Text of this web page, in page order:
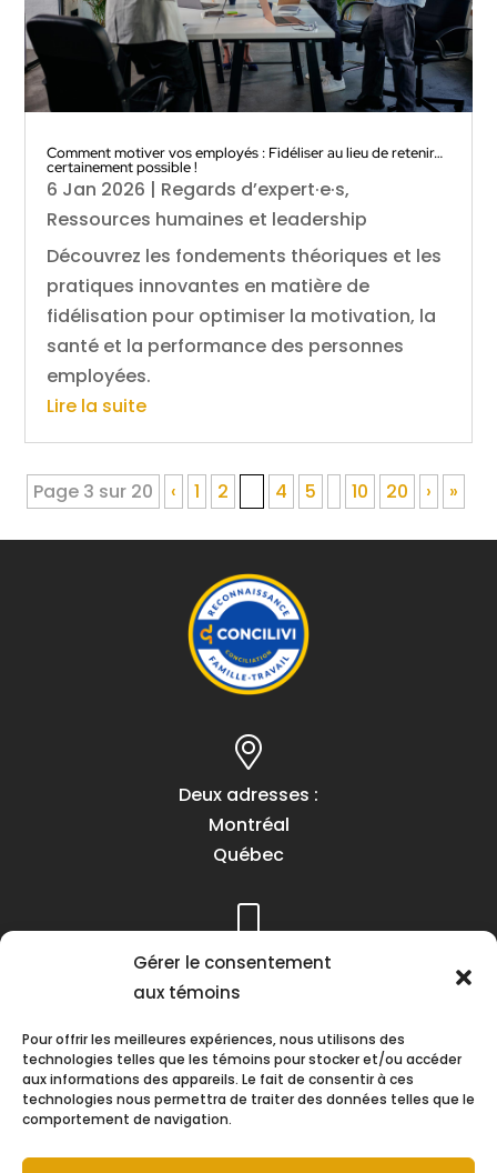
Gérer le consentement
aux témoins
Pour offrir les meilleures expériences, nous utilisons des
technologies telles que les témoins pour stocker et/ou accéder
aux informations des appareils. Le fait de consentir à ces
technologies nous permettra de traiter des données telles que le
comportement de navigation.
Comment motiver vos employés : Fidéliser au lieu de retenir…
certainement possible !
6 Jan 2026 | Regards d’expert·e·s,
Ressources humaines et leadership
Découvrez les fondements théoriques et les
pratiques innovantes en matière de
fidélisation pour optimiser la motivation, la
santé et la performance des personnes
employées.
Lire la suite
Page 3 sur 20 ‹ 1 2 4 5 10 20 › »
Deux adresses :
Montréal
Québec
Téléphone :
(418) 622-1001
Heures d’ouverture :
Lundi au vendredi